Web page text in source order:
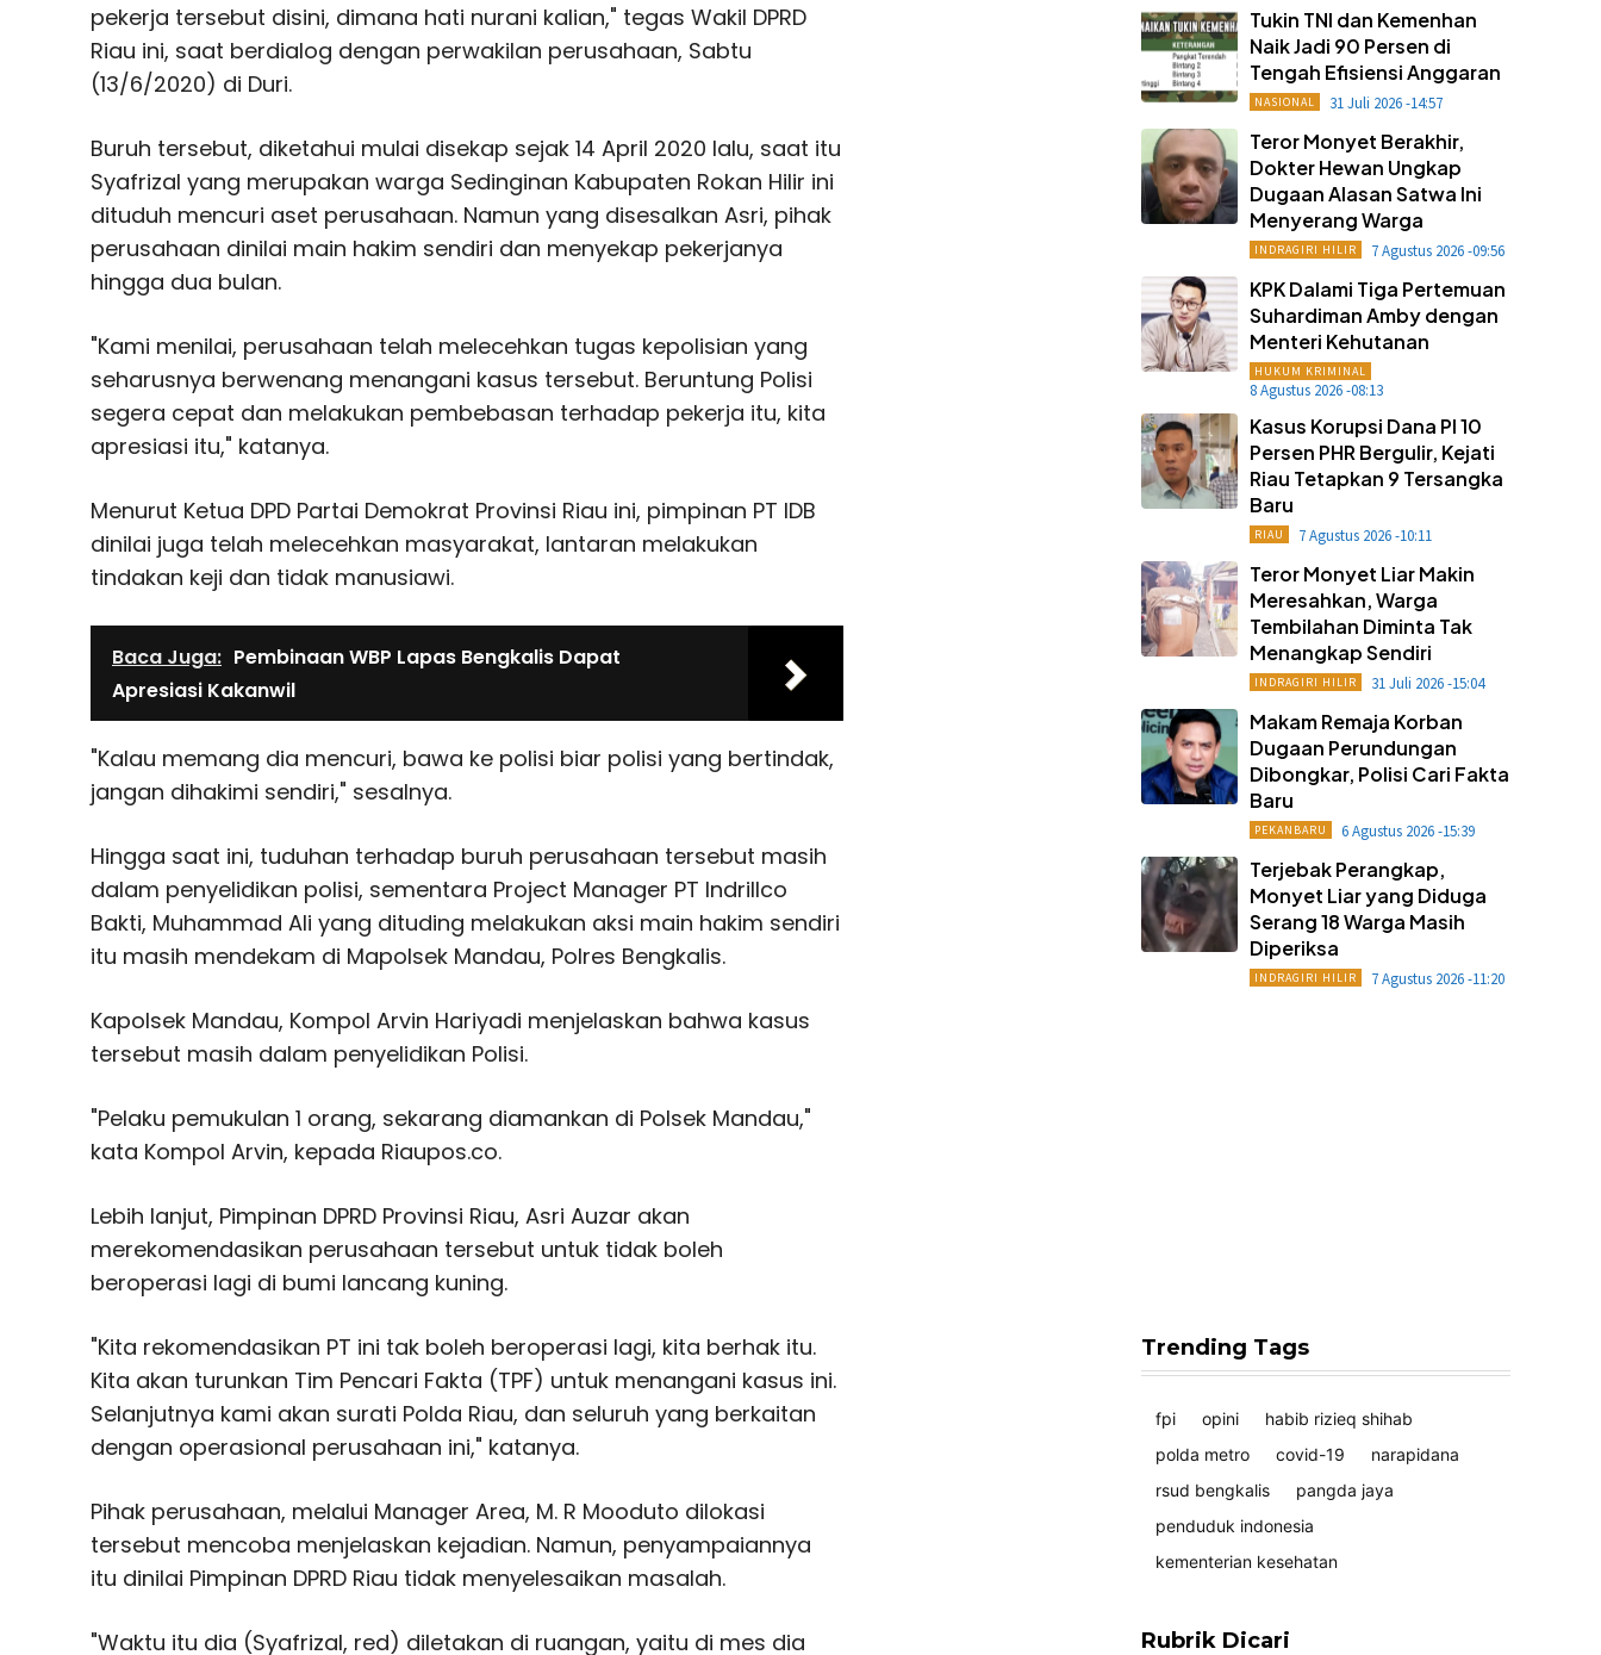
pekerja tersebut disini, dimana hati nurani kalian," tegas Wakil DPRD
Riau ini, saat berdialog dengan perwakilan perusahaan, Sabtu
(13/6/2020) di Duri.
Buruh tersebut, diketahui mulai disekap sejak 14 April 2020 lalu, saat itu
Syafrizal yang merupakan warga Sedinginan Kabupaten Rokan Hilir ini
dituduh mencuri aset perusahaan. Namun yang disesalkan Asri, pihak
perusahaan dinilai main hakim sendiri dan menyekap pekerjanya
hingga dua bulan.
"Kami menilai, perusahaan telah melecehkan tugas kepolisian yang
seharusnya berwenang menangani kasus tersebut. Beruntung Polisi
segera cepat dan melakukan pembebasan terhadap pekerja itu, kita
apresiasi itu," katanya.
Menurut Ketua DPD Partai Demokrat Provinsi Riau ini, pimpinan PT IDB
dinilai juga telah melecehkan masyarakat, lantaran melakukan
tindakan keji dan tidak manusiawi.
Baca Juga: Pembinaan WBP Lapas Bengkalis Dapat
Apresiasi Kakanwil
"Kalau memang dia mencuri, bawa ke polisi biar polisi yang bertindak,
jangan dihakimi sendiri," sesalnya.
Hingga saat ini, tuduhan terhadap buruh perusahaan tersebut masih
dalam penyelidikan polisi, sementara Project Manager PT Indrillco
Bakti, Muhammad Ali yang dituding melakukan aksi main hakim sendiri
itu masih mendekam di Mapolsek Mandau, Polres Bengkalis.
Kapolsek Mandau, Kompol Arvin Hariyadi menjelaskan bahwa kasus
tersebut masih dalam penyelidikan Polisi.
"Pelaku pemukulan 1 orang, sekarang diamankan di Polsek Mandau,"
kata Kompol Arvin, kepada Riaupos.co.
Lebih lanjut, Pimpinan DPRD Provinsi Riau, Asri Auzar akan
merekomendasikan perusahaan tersebut untuk tidak boleh
beroperasi lagi di bumi lancang kuning.
"Kita rekomendasikan PT ini tak boleh beroperasi lagi, kita berhak itu.
Kita akan turunkan Tim Pencari Fakta (TPF) untuk menangani kasus ini.
Selanjutnya kami akan surati Polda Riau, dan seluruh yang berkaitan
dengan operasional perusahaan ini," katanya.
Pihak perusahaan, melalui Manager Area, M. R Mooduto dilokasi
tersebut mencoba menjelaskan kejadian. Namun, penyampaiannya
itu dinilai Pimpinan DPRD Riau tidak menyelesaikan masalah.
"Waktu itu dia (Syafrizal, red) diletakan di ruangan, yaitu di mes dia
Tukin TNI dan Kemenhan
Naik Jadi 90 Persen di
Tengah Efisiensi Anggaran
NASIONAL 31 Juli 2026 -14:57
Teror Monyet Berakhir,
Dokter Hewan Ungkap
Dugaan Alasan Satwa Ini
Menyerang Warga
INDRAGIRI HILIR 7 Agustus 2026 -09:56
KPK Dalami Tiga Pertemuan
Suhardiman Amby dengan
Menteri Kehutanan
HUKUM KRIMINAL
8 Agustus 2026 -08:13
Kasus Korupsi Dana PI 10
Persen PHR Bergulir, Kejati
Riau Tetapkan 9 Tersangka
Baru
RIAU 7 Agustus 2026 -10:11
Teror Monyet Liar Makin
Meresahkan, Warga
Tembilahan Diminta Tak
Menangkap Sendiri
INDRAGIRI HILIR 31 Juli 2026 -15:04
Makam Remaja Korban
Dugaan Perundungan
Dibongkar, Polisi Cari Fakta
Baru
PEKANBARU 6 Agustus 2026 -15:39
Terjebak Perangkap,
Monyet Liar yang Diduga
Serang 18 Warga Masih
Diperiksa
INDRAGIRI HILIR 7 Agustus 2026 -11:20
Trending Tags
fpi opini
habib rizieq shihab
polda metro
covid-19
narapidana
rsud bengkalis
pangda jaya
penduduk indonesia
kementerian kesehatan
Rubrik Dicari